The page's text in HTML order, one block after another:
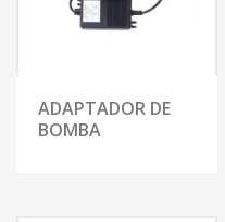
ADAPTADOR DE
BOMBA